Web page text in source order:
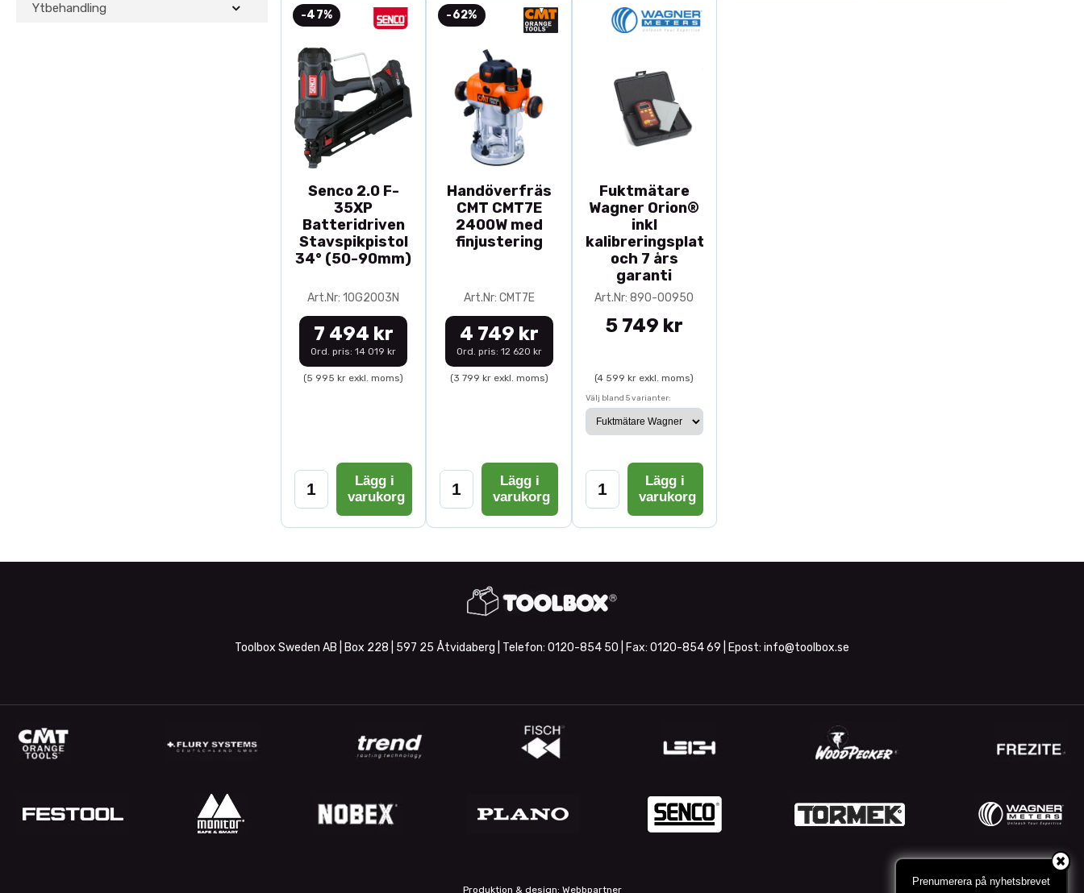
Ytbehandling -47%
Senco 2.0 F-
35XP
Batteridriven
Stavspikpistol
34° (50-90mm)
Art.Nr: 10G2003N
7 494 kr
Ord. pris: 14 019 kr
(5 995 kr exkl. moms)
Lägg i
varukorg
-62%
Handöverfräs
CMT CMT7E
2400W med
finjustering
Art.Nr: CMT7E
4 749 kr
Ord. pris: 12 620 kr
(3 799 kr exkl. moms)
Lägg i
varukorg
Fuktmätare
Wagner Orion®
inkl
kalibreringsplatta
och 7 års
garanti
Art.Nr: 890-00950
5 749 kr
(4 599 kr exkl. moms)
Välj bland 5 varianter:
Lägg i
varukorg
Toolbox Sweden AB | Box 228 | 597 25 Åtvidaberg | Telefon: 0120-854 50 | Fax: 0120-854 69 | Epost: info@toolbox.se
Produktion & design: Webbpartner
Prenumerera på nyhetsbrevet